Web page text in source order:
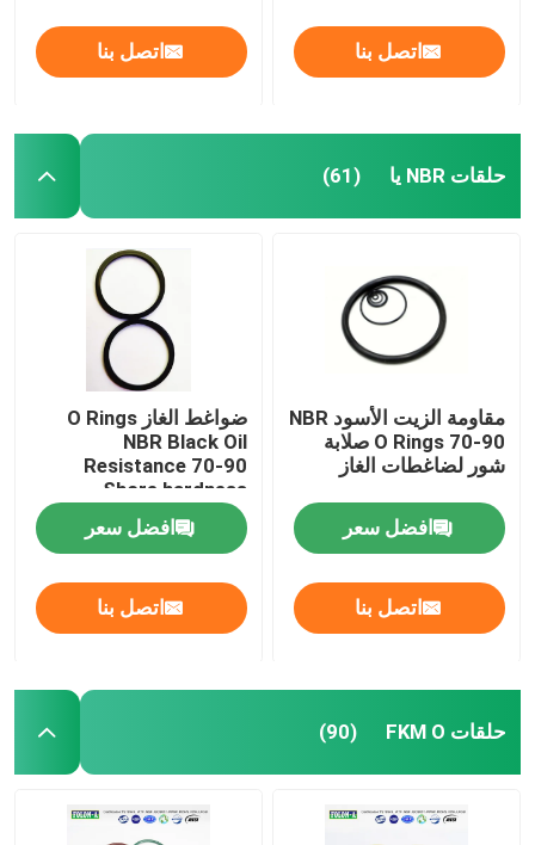
اتصل بنا اتصل بنا
حلقات NBR يا (61)
مقاومة الزيت الأسود NBR
O Rings 70-90 صلابة
شور لضاغطات الغاز
افضل سعر
اتصل بنا
ضواغط الغاز O Rings
NBR Black Oil
Resistance 70-90
Shore hardness
افضل سعر
اتصل بنا
حلقات FKM O (90)